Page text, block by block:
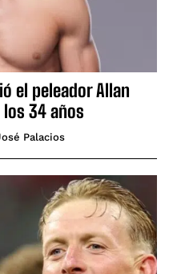
el peleador Allan
34 años
Palacios